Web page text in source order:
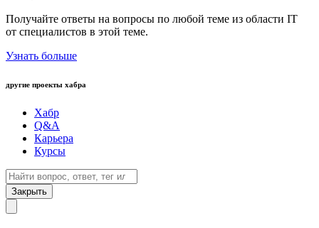
Получайте ответы на вопросы по любой теме из области IT
от специалистов в этой теме.
Узнать больше
другие проекты хабра
Хабр
Q&A
Карьера
Курсы
Закрыть